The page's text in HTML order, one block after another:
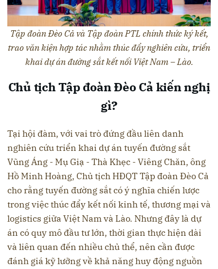
Tập đoàn Đèo Cả và Tập đoàn PTL chính thức ký kết,
trao văn kiện hợp tác nhằm thúc đẩy nghiên cứu, triển
khai dự án đường sắt kết nối Việt Nam – Lào.
Chủ tịch Tập đoàn Đèo Cả kiến nghị
gì?
Tại hội đàm, với vai trò đứng đầu liên danh
nghiên cứu triển khai dự án tuyến đường sắt
Vũng Áng - Mụ Giạ - Thà Khẹc - Viêng Chăn, ông
Hồ Minh Hoàng, Chủ tịch HĐQT Tập đoàn Đèo Cả
cho rằng tuyến đường sắt có ý nghĩa chiến lược
trong việc thúc đẩy kết nối kinh tế, thương mại và
logistics giữa Việt Nam và Lào. Nhưng đây là dự
án có quy mô đầu tư lớn, thời gian thực hiện dài
và liên quan đến nhiều chủ thể, nên cần được
đánh giá kỹ lưỡng về khả năng huy động nguồn